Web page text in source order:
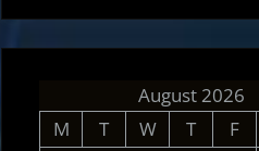
August 2026
M
T W T F